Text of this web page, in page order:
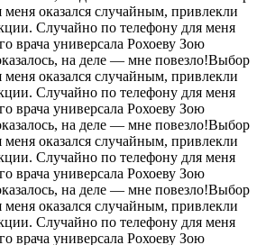
оказался случайным, привлекли
Случайно по телефону для меня
врача универсала Рохоеву Зою
на деле — мне повезло!Выбор
оказался случайным, привлекли
Случайно по телефону для меня
врача универсала Рохоеву Зою
на деле — мне повезло!Выбор
оказался случайным, привлекли
Случайно по телефону для меня
врача универсала Рохоеву Зою
на деле — мне повезло!Выбор
оказался случайным, привлекли
Случайно по телефону для меня
врача универсала Рохоеву Зою